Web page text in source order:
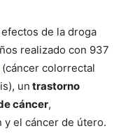
de la droga
realizado con 937
(cáncer colorrectal
un trastorno
cáncer,
el cáncer de útero.